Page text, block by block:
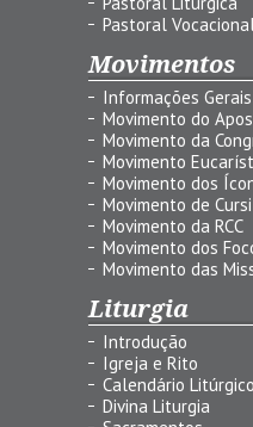
Pastoral
Movimentos
Informações Gerais
Movimento do
Movimento da
Movimento
Movimento dos
Movimento de
Movimento da RCC
Movimento dos
Movimento das
Liturgia
Introdução
Igreja e Rito
Calendário Litúrgico
Divina Liturgia